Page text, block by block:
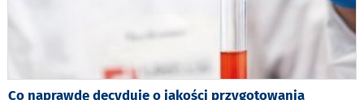
Co naprawdę decyduje o jakości przygotowania